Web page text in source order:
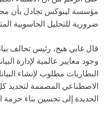
مؤسسة لينوكس تجادل بأن
ضرورية للتحليل الحاسوبية
وجود معايير عالمية لإدارة
البطاريات مطلوب لإنشاء
الاصطناعي المصممة
الجديدة إلى تحسين بناء حزمة